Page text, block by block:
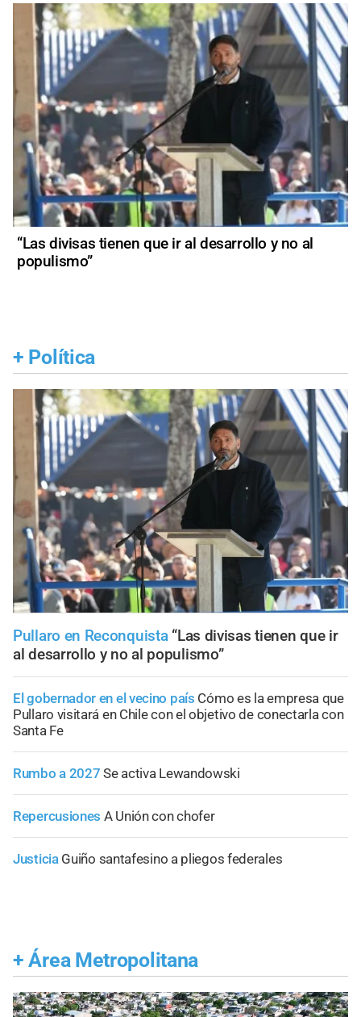
“Las divisas tienen que ir al desarrollo y no al
populismo”
+ Política
Pullaro en Reconquista “Las divisas tienen que ir
al desarrollo y no al populismo”
El gobernador en el vecino país Cómo es la empresa que
Pullaro visitará en Chile con el objetivo de conectarla con
Santa Fe
Rumbo a 2027 Se activa Lewandowski
Repercusiones A Unión con chofer
Justicia Guiño santafesino a pliegos federales
+ Área Metropolitana